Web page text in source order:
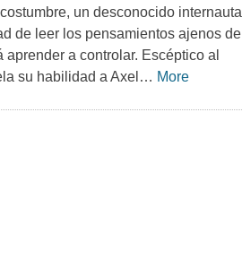
un desconocido internauta
de leer los pensamientos ajenos de
a controlar. Escéptico al
su habilidad a Axel … More